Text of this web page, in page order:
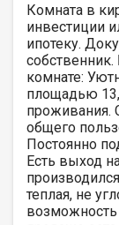
Комната в
инвестиции
ипотеку.
комнате:
площадью
проживания.
общего
Постоянно
Есть выход
теплая, не